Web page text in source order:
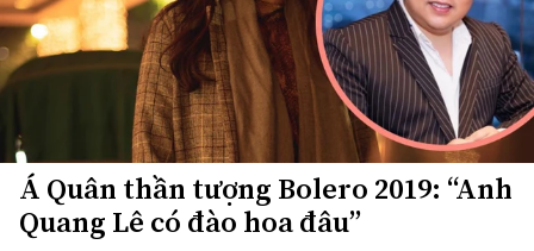
Á Quân thần tượng Bolero 2019: “Anh
Quang Lê có đào hoa đâu”